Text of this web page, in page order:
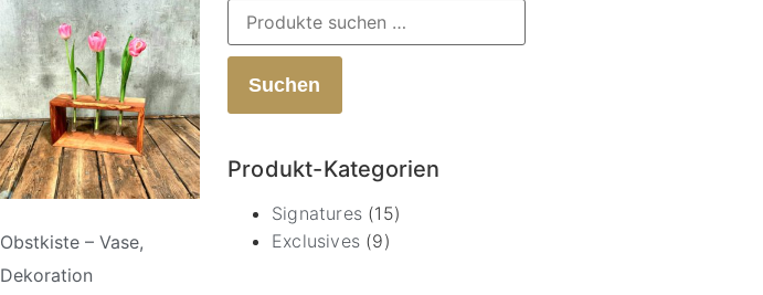
Obstkiste – Vase,
Dekoration
Suchen
Produkt-Kategorien
Signatures (15)
Exclusives (9)